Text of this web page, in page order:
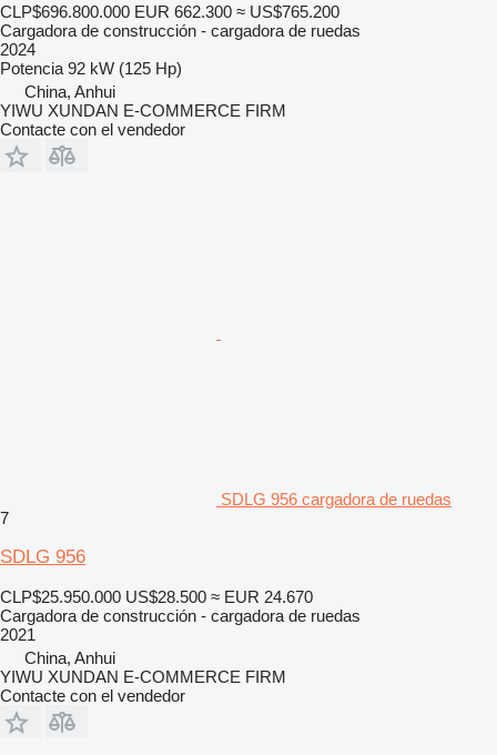
CLP$696.800.000 EUR 662.300 ≈ US$765.200
Cargadora de construcción - cargadora de ruedas
2024
Potencia 92 kW (125 Hp)
China, Anhui
YIWU XUNDAN E-COMMERCE FIRM
Contacte con el vendedor
SDLG 956 cargadora de ruedas
7
SDLG 956
CLP$25.950.000 US$28.500 ≈ EUR 24.670
Cargadora de construcción - cargadora de ruedas
2021
China, Anhui
YIWU XUNDAN E-COMMERCE FIRM
Contacte con el vendedor